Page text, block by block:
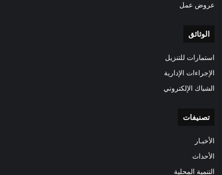
عروض عمل
الوثائق
استمارات للتنزيل
الإجراءات الإدارية
الشباك الإلكتروني
تصنيفات
الأخبـار
الأحداث
التنمية المحلية